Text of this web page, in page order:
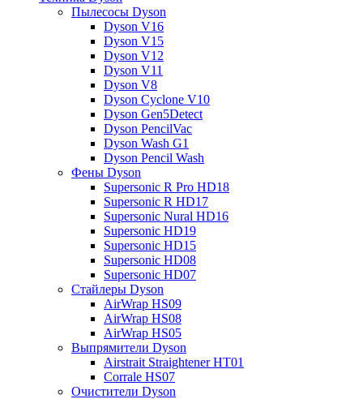
Пылесосы Dyson
Dyson V16
Dyson V15
Dyson V12
Dyson V11
Dyson V8
Dyson Cyclone V10
Dyson Gen5Detect
Dyson PencilVac
Dyson Wash G1
Dyson Pencil Wash
Фены Dyson
Supersonic R Pro HD18
Supersonic R HD17
Supersonic Nural HD16
Supersonic HD19
Supersonic HD15
Supersonic HD08
Supersonic HD07
Стайлеры Dyson
AirWrap HS09
AirWrap HS08
AirWrap HS05
Выпрямители Dyson
Airstrait Straightener HT01
Corrale HS07
Очистители Dyson